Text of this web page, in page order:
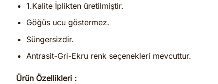
1.Kalite İplikten üretilmiştir.
Göğüs ucu göstermez.
Süngersizdir.
Antrasit-Gri-Ekru renk seçenekleri mevcuttur.
Ürün Özellikleri :